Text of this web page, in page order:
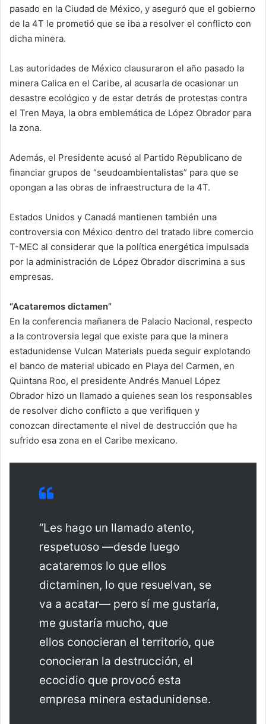
pasado en la Ciudad de México, y aseguró que el gobierno
de la 4T le prometió que se iba a resolver el conflicto con
dicha minera.
Las autoridades de México clausuraron el año pasado la
minera Calica en el Caribe, al acusarla de ocasionar un
desastre ecológico y de estar detrás de protestas contra
el Tren Maya, la obra emblemática de López Obrador para
la zona.
Además, el Presidente acusó al Partido Republicano de
financiar grupos de “seudoambientalistas” para que se
opongan a las obras de infraestructura de la 4T.
Estados Unidos y Canadá mantienen también una
controversia con México dentro del tratado libre comercio
T-MEC al considerar que la política energética impulsada
por la administración de López Obrador discrimina a sus
empresas.
“Acataremos dictamen”
En la conferencia mañanera de Palacio Nacional, respecto
a la controversia legal que existe para que la minera
estadunidense Vulcan Materials pueda seguir explotando
el banco de material ubicado en Playa del Carmen, en
Quintana Roo, el presidente Andrés Manuel López
Obrador hizo un llamado a quienes sean los responsables
de resolver dicho conflicto a que verifiquen y
conozcan directamente el nivel de destrucción que ha
sufrido esa zona en el Caribe mexicano.
“Les hago un llamado atento,
respetuoso —desde luego
acataremos lo que ellos
dictaminen, lo que resuelvan, se
va a acatar— pero sí me gustaría,
me gustaría mucho, que
ellos conocieran el territorio, que
conocieran la destrucción, el
ecocidio que provocó esta
empresa minera estadunidense.